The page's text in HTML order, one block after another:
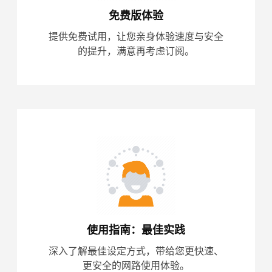
免费版体验
提供免费试用，让您亲身体验速度与安全
的提升，满意再考虑订阅。
使用指南：最佳实践
深入了解最佳设定方式，带给您更快速、
更安全的网路使用体验。